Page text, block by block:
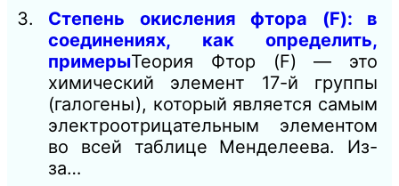
Степень окисления фтора (F): в
соединениях, как определить,
примерыТеория Фтор (F) — это
химический элемент 17-й группы
(галогены), который является самым
электроотрицательным элементом
во всей таблице Менделеева. Из-
за…